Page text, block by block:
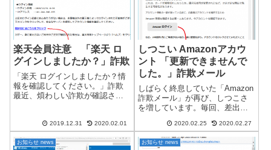
楽天会員注意 「楽天 ロ
グインしましたか？」詐欺
「楽天 ログインしましたか？情
報を確認してください。」詐欺
最近、煩わしい詐欺が確認さ
ウントへのログインが確認され
ました。」というものです。明
らかに怪しいのですが、騙され
2019.12.31 2020.02.01
しつこい Amazonアカウ
ント 「更新できませんで
した。」詐欺メール
しばらく終息していた「Amazon
詐欺メール」が再び、しつこさ
を増しています。毎回、差出人
ンク先に注意して下さい。↓
「voabtc.com」となっていま
す。amazonではありません。※
2020.02.25 2020.02.27
お知らせ news お知らせ news